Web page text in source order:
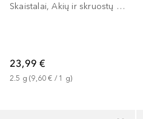
Skaistalai, Akių ir skruostų dažai, Lūpų ir skruostų dažai
23,99 €
2.5 g (9,60 € / 1 g)